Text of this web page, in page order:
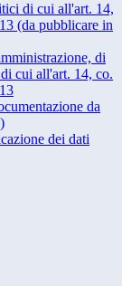
di cui all'art. 14,
(da pubblicare in
di
cui all'art. 14, co.
da
dei dati